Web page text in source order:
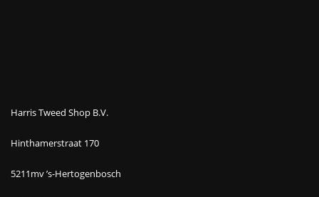
Harris Tweed Shop B.V.
Hinthamerstraat 170
5211mv ’s-Hertogenbosch